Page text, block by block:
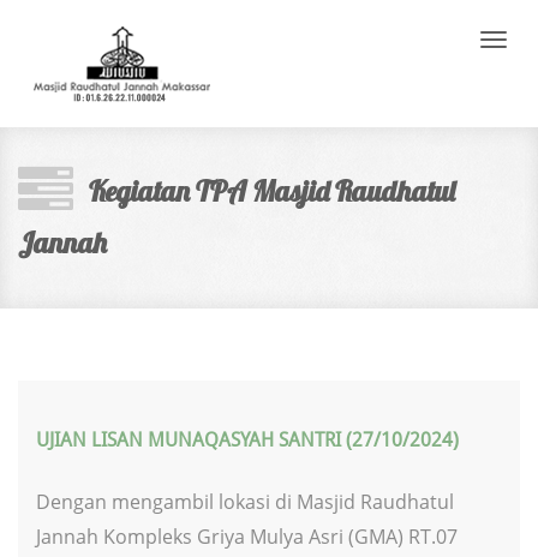
Toggle
Kegiatan TPA Masjid Raudhatul
Jannah
UJIAN LISAN MUNAQASYAH SANTRI (27/10/2024)
Dengan mengambil lokasi di Masjid Raudhatul
Jannah Kompleks Griya Mulya Asri (GMA) RT.07